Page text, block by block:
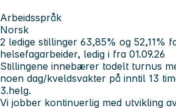
Arbeidsspråk
Norsk
2 ledige stillinger 63,85% og 52,11%
helsefagarbeider, ledig i fra 01.09.26
Stillingene innebærer todelt turnus
noen dag/kveldsvakter på inntil 13
3.helg.
Vi jobber kontinuerlig med utvikling